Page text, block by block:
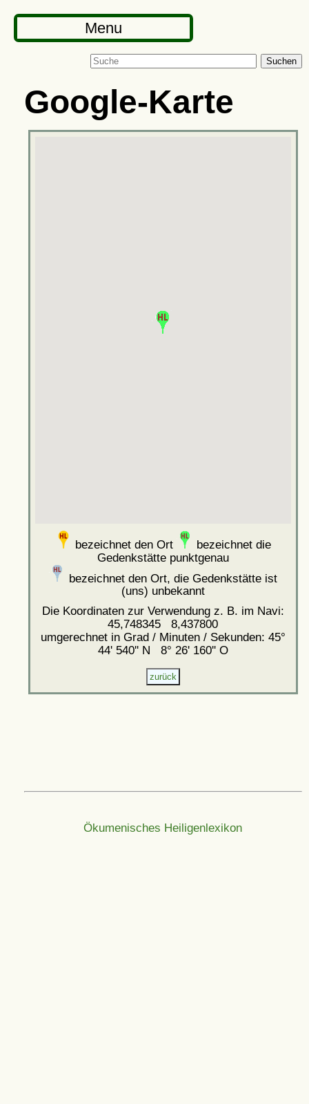
Menu
Suchen
Google-Karte
bezeichnet den Ort
bezeichnet die
Gedenkstätte punktgenau
bezeichnet den Ort, die Gedenkstätte ist
(uns) unbekannt
Die Koordinaten zur Verwendung z. B. im Navi:
45,748345 8,437800
umgerechnet in Grad / Minuten / Sekunden: 45°
44' 540'' N 8° 26' 160'' O
Ökumenisches Heiligenlexikon